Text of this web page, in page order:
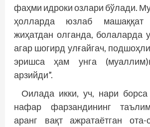
фаҳми идроки озлари бўлади.
ҳолларда юзлаб
жиҳатдан олганда, болаларда
агар шогирд улғайгач,
эришса ҳам унга
арзийди”.
Оилада икки, уч, нари
нафар фарзандининг
аранг вақт ажратаётган ота-